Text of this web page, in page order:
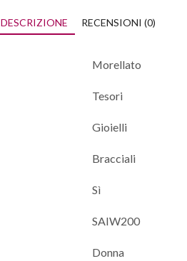
DESCRIZIONE RECENSIONI (0)
Morellato
Tesori
Gioielli
Bracciali
Sì
SAIW200
Donna